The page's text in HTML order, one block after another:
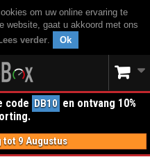
om uw online ervaring te
website, gaat u akkoord met ons
verder. Ok
code DB10 en ontvang 10%
tot 9 Augustus